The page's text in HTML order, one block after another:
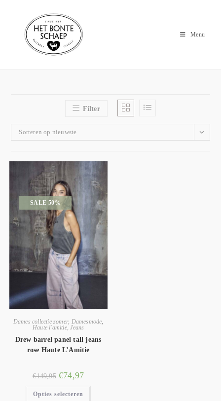
Menu
Filter
Sorteren op nieuwste
SALE 50%
Dames collectie zomer, Damesmode
Haute l'amitie,Jeans
Drew barrel panel tall jeans
rose Haute L’Amitie
€149,95 €74,97
Opties selecteren